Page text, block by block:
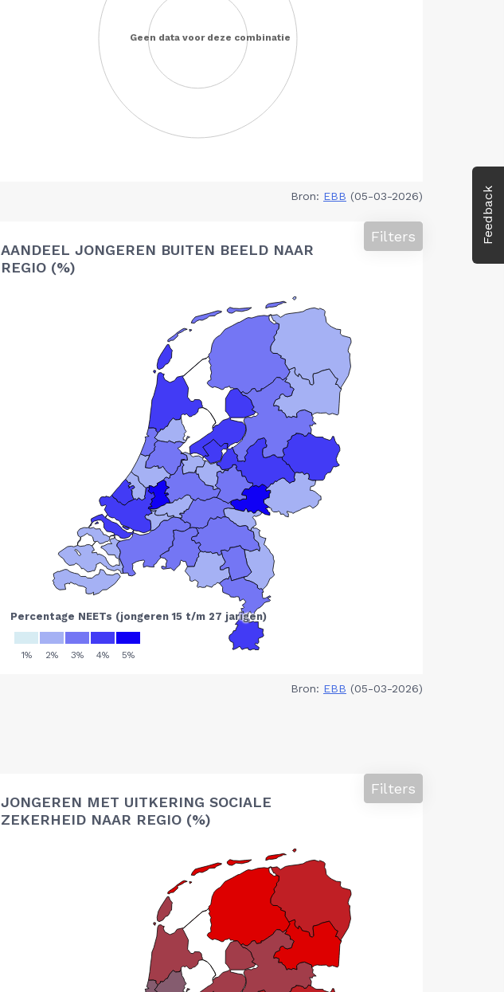
Feedback
Bron: EBB (05-03-2026)
AANDEEL JONGEREN BUITEN BEELD NAAR
REGIO (%)
Filters
Bron: EBB (05-03-2026)
JONGEREN MET UITKERING SOCIALE
ZEKERHEID NAAR REGIO (%)
Filters